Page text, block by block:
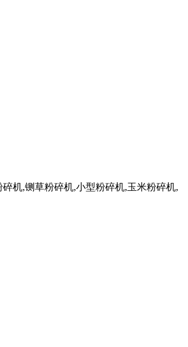
机,铡草粉碎机,小型粉碎机,玉米粉碎机,